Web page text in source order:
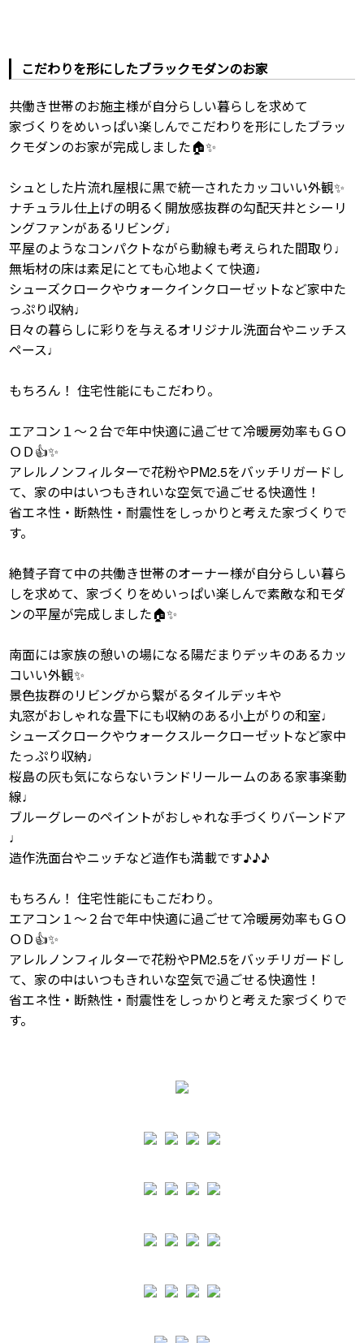
こだわりを形にしたブラックモダンのお家
共働き世帯のお施主様が自分らしい暮らしを求めて
家づくりをめいっぱい楽しんでこだわりを形にしたブラッ
クモダンのお家が完成しました🏠✨
シュとした片流れ屋根に黒で統一されたカッコいい外観✨
ナチュラル仕上げの明るく開放感抜群の勾配天井とシーリ
ングファンがあるリビング♩
平屋のようなコンパクトながら動線も考えられた間取り♩
無垢材の床は素足にとても心地よくて快適♩
シューズクロークやウォークインクローゼットなど家中た
っぷり収納♩
日々の暮らしに彩りを与えるオリジナル洗面台やニッチス
ペース♩
もちろん！ 住宅性能にもこだわり。
エアコン１～２台で年中快適に過ごせて冷暖房効率もＧＯ
ＯＤ👍✨
アレルノンフィルターで花粉やPM2.5をバッチリガードし
て、家の中はいつもきれいな空気で過ごせる快適性！
省エネ性・断熱性・耐震性をしっかりと考えた家づくりで
す。
絶賛子育て中の共働き世帯のオーナー様が自分らしい暮ら
しを求めて、家づくりをめいっぱい楽しんで素敵な和モダ
ンの平屋が完成しました🏠✨
南面には家族の憩いの場になる陽だまりデッキのあるカッ
コいい外観✨
景色抜群のリビングから繋がるタイルデッキや
丸窓がおしゃれな畳下にも収納のある小上がりの和室♩
シューズクロークやウォークスルークローゼットなど家中
たっぷり収納♩
桜島の灰も気にならないランドリールームのある家事楽動
線♩
ブルーグレーのペイントがおしゃれな手づくりバーンドア
♩
造作洗面台やニッチなど造作も満載です♪♪♪
もちろん！ 住宅性能にもこだわり。
エアコン１～２台で年中快適に過ごせて冷暖房効率もＧＯ
ＯＤ👍✨
アレルノンフィルターで花粉やPM2.5をバッチリガードし
て、家の中はいつもきれいな空気で過ごせる快適性！
省エネ性・断熱性・耐震性をしっかりと考えた家づくりで
す。